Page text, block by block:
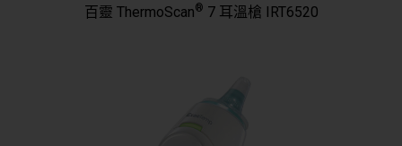
百靈 ThermoScan® 7 耳溫槍 IRT6520